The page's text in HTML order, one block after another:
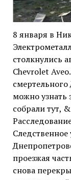
8 января в
столкнулись
Chevrolet
можно узнать
собрали тут,
проезжая
снова